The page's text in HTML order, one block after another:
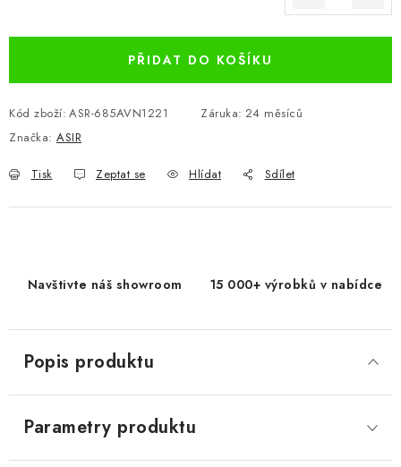
PŘIDAT DO KOŠÍKU
Kód zboží: ASR-685AVN1221 Záruka: 24 měsíců
Značka: ASIR
Tisk Zeptat se Hlídat Sdílet
Navštivte náš showroom 15 000+ výrobků v nabídce
Popis produktu
Parametry produktu